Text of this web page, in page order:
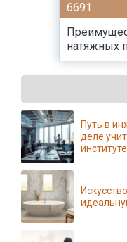
6691
натяжных
Путь в
деле
институте